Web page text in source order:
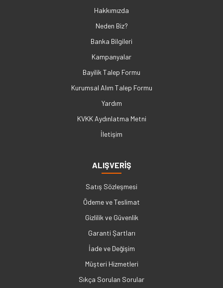
Hakkımızda
Neden Biz?
Banka Bilgileri
Kampanyalar
Bayilik Talep Formu
Kurumsal Alım Talep Formu
Yardım
KVKK Aydınlatma Metni
İletişim
ALIŞVERİŞ
Satış Sözleşmesi
Ödeme ve Teslimat
Gizlilik ve Güvenlik
Garanti Şartları
İade ve Değişim
Müşteri Hizmetleri
Sıkça Sorulan Sorular